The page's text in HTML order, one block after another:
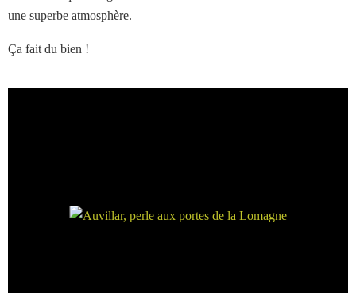
une superbe atmosphère.
Ça fait du bien !